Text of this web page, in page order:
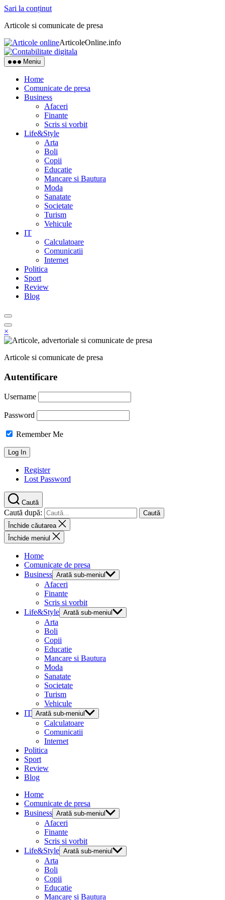
Sari la conținut
Articole si comunicate de presa
ArticoleOnline.info
Meniu
Home
Comunicate de presa
Business
Afaceri
Finante
Scris si vorbit
Life&Style
Arta
Boli
Copii
Educatie
Mancare si Bautura
Moda
Sanatate
Societate
Turism
Vehicule
IT
Calculatoare
Comunicatii
Internet
Politica
Sport
Review
Blog
×
Articole si comunicate de presa
Autentificare
Username
Password
Remember Me
Register
Lost Password
Caută
Caută după:
Închide căutarea
Închide meniul
Home
Comunicate de presa
Business Arată sub-meniul
Afaceri
Finante
Scris si vorbit
Life&Style Arată sub-meniul
Arta
Boli
Copii
Educatie
Mancare si Bautura
Moda
Sanatate
Societate
Turism
Vehicule
IT Arată sub-meniul
Calculatoare
Comunicatii
Internet
Politica
Sport
Review
Blog
Home
Comunicate de presa
Business Arată sub-meniul
Afaceri
Finante
Scris si vorbit
Life&Style Arată sub-meniul
Arta
Boli
Copii
Educatie
Mancare si Bautura